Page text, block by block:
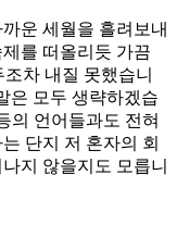
운 세월을 흘려보내
를 떠올리듯 가끔
차 내질 못했습니
은 모두 생략하겠습
의 언어들과도 전혀
단지 저 혼자의 회
지 않을지도 모릅니